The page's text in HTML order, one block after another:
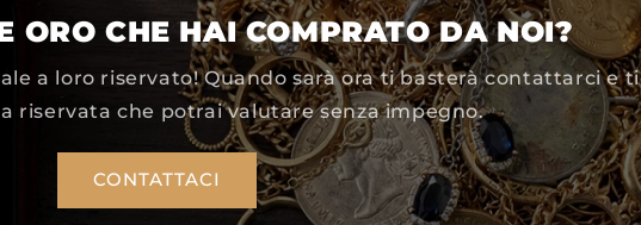
ORO CHE HAI COMPRATO DA NOI?
a loro riservato! Quando sarà ora ti basterà contattarci e ti
riservata che potrai valutare senza impegno.
CONTATTACI